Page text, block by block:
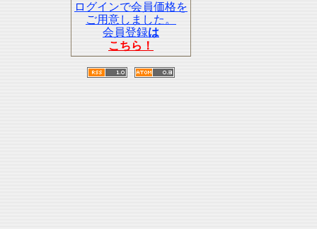
ログインで会員価格を
ご用意しました。
会員登録は
こちら！